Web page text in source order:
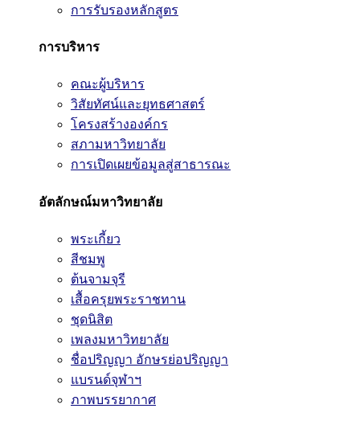
การรับรองหลักสูตร
การบริหาร
คณะผู้บริหาร
วิสัยทัศน์และยุทธศาสตร์
โครงสร้างองค์กร
สภามหาวิทยาลัย
การเปิดเผยข้อมูลสู่สาธารณะ
อัตลักษณ์มหาวิทยาลัย
พระเกี้ยว
สีชมพู
ต้นจามจุรี
เสื้อครุยพระราชทาน
ชุดนิสิต
เพลงมหาวิทยาลัย
ชื่อปริญญา อักษรย่อปริญญา
แบรนด์จุฬาฯ
ภาพบรรยากาศ